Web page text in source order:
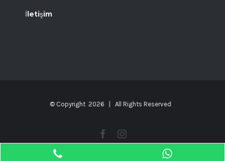
İletişim
© Copyright 2026 | All Rights Reserved
FacebookInstagram